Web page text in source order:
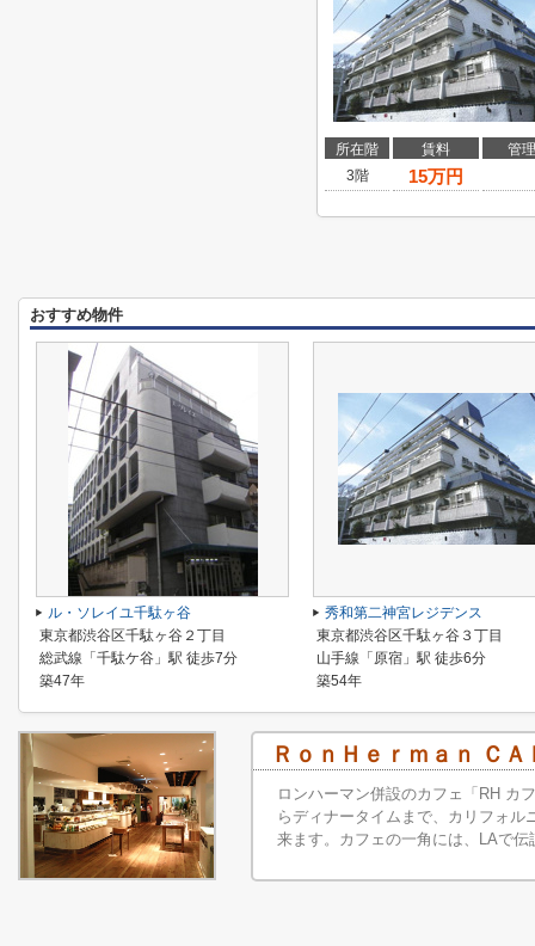
所在階 賃料
管
3階
15万円
おすすめ物件
ル・ソレイユ千駄ヶ谷
東京都渋谷区千駄ヶ谷２丁目
総武線「千駄ケ谷」駅 徒歩7分
築47年
秀和第二神宮レジデンス
東京都渋谷区千駄ヶ谷３丁目
山手線「原宿」駅 徒歩6分
築54年
ＲｏｎＨｅｒｍａｎ Ｃ
ロンハーマン併設のカフェ「RH カ
らディナータイムまで、カリフォ
来ます。カフェの一角には、LAで